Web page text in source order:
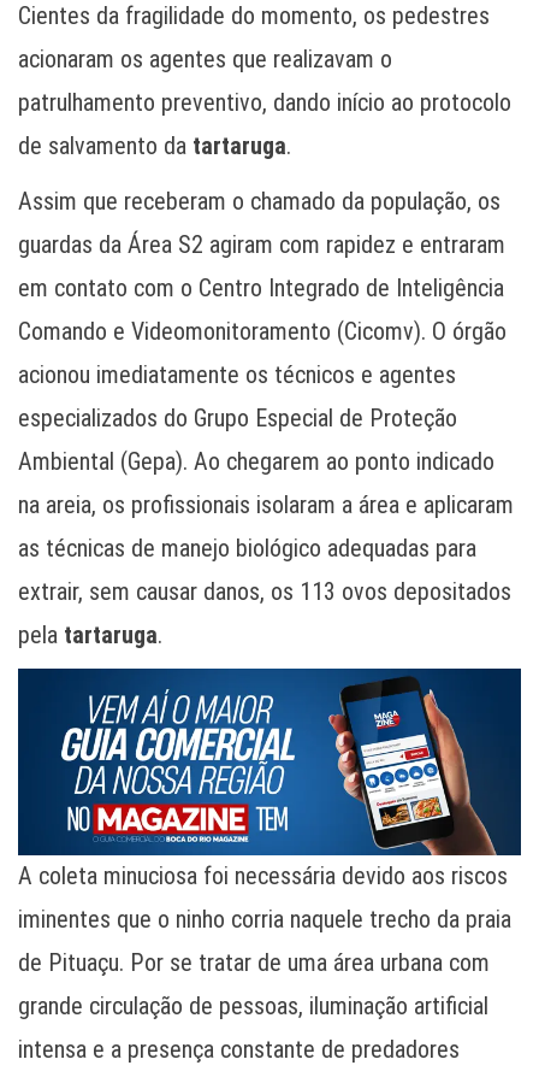
Cientes da fragilidade do momento, os pedestres
acionaram os agentes que realizavam o
patrulhamento preventivo, dando início ao protocolo
de salvamento da tartaruga.
Assim que receberam o chamado da população, os
guardas da Área S2 agiram com rapidez e entraram
em contato com o Centro Integrado de Inteligência
Comando e Videomonitoramento (Cicomv). O órgão
acionou imediatamente os técnicos e agentes
especializados do Grupo Especial de Proteção
Ambiental (Gepa). Ao chegarem ao ponto indicado
na areia, os profissionais isolaram a área e aplicaram
as técnicas de manejo biológico adequadas para
extrair, sem causar danos, os 113 ovos depositados
pela tartaruga.
A coleta minuciosa foi necessária devido aos riscos
iminentes que o ninho corria naquele trecho da praia
de Pituaçu. Por se tratar de uma área urbana com
grande circulação de pessoas, iluminação artificial
intensa e a presença constante de predadores